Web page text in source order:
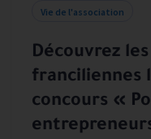
Vie de l'association
Découvrez
franciliennes
concours «